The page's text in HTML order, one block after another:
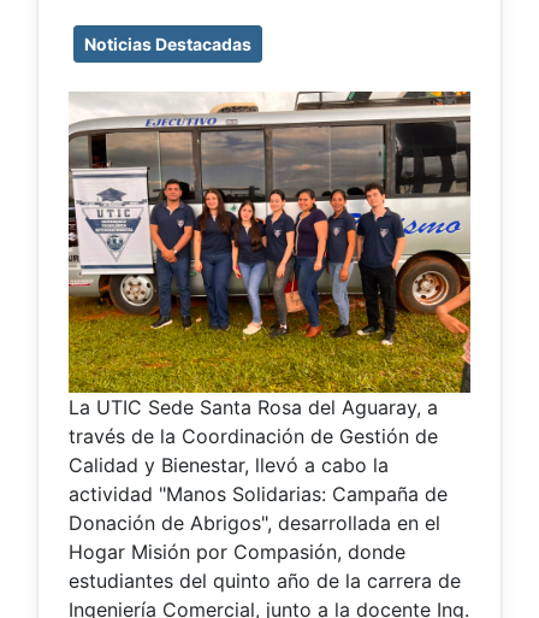
Noticias Destacadas
La UTIC Sede Santa Rosa del Aguaray, a
través de la Coordinación de Gestión de
Calidad y Bienestar, llevó a cabo la
actividad "Manos Solidarias: Campaña de
Donación de Abrigos", desarrollada en el
Hogar Misión por Compasión, donde
estudiantes del quinto año de la carrera de
Ingeniería Comercial, junto a la docente Ing.